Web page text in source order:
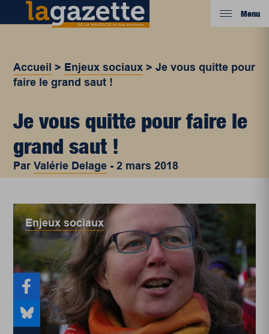
Menu
Accueil > Enjeux sociaux >Je vous quitte pour
faire le grand saut !
Je vous quitte pour faire le
grand saut !
ParValérie Delage -2 mars 2018
Enjeux sociaux